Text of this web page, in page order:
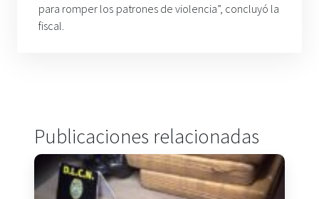
para romper los patrones de violencia”, concluyó la
fiscal.
Publicaciones relacionadas